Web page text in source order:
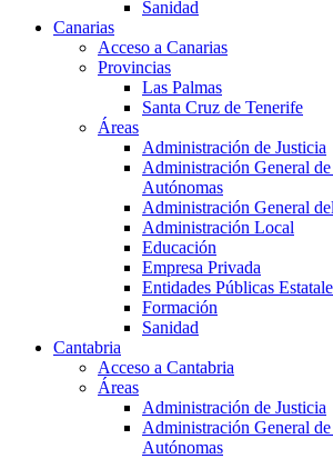
Sanidad
Canarias
Acceso a Canarias
Provincias
Las Palmas
Santa Cruz de Tenerife
Áreas
Administración de Justicia
Administración General
Autónomas
Administración General
Administración Local
Educación
Empresa Privada
Entidades Públicas
Formación
Sanidad
Cantabria
Acceso a Cantabria
Áreas
Administración de Justicia
Administración General
Autónomas